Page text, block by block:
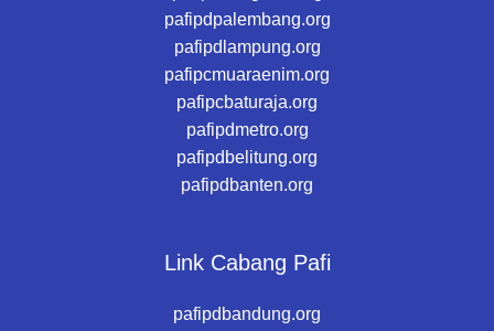
pafipdpalembang.org
pafipdlampung.org
pafipcmuaraenim.org
pafipcbaturaja.org
pafipdmetro.org
pafipdbelitung.org
pafipdbanten.org
Link Cabang Pafi
pafipdbandung.org